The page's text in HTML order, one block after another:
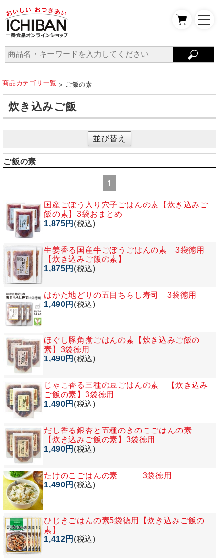
商品カテゴリ一覧 > ご飯の素
炊き込みご飯
並び替え
ご飯の素
1
国産ごぼう入り穴子ごはんの素【炊き込みご
飯の素】3袋おまとめ
1,875円 (税込)
生姜香る国産牛ごぼうごはんの素 3袋徳用
【炊き込みご飯の素】
1,875円 (税込)
はかた地どりの五目ちらし寿司 3袋徳用
1,490円 (税込)
ほぐし豚角煮ごはんの素【炊き込みご飯の
素】3袋徳用
1,490円 (税込)
じゃこ香る三種の豆ごはんの素 【炊き込み
ご飯の素】3袋徳用
1,490円 (税込)
だし香る銀杏と五種のきのこごはんの素
【炊き込みご飯の素】3袋徳用
1,490円 (税込)
たけのこごはんの素 3袋徳用
1,490円 (税込)
ひじきごはんの素5袋徳用【炊き込みご飯の
素】
1,412円 (税込)